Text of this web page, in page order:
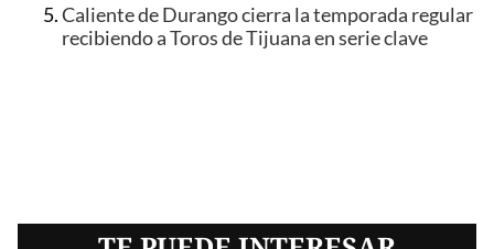
Caliente de Durango cierra la temporada regular
recibiendo a Toros de Tijuana en serie clave